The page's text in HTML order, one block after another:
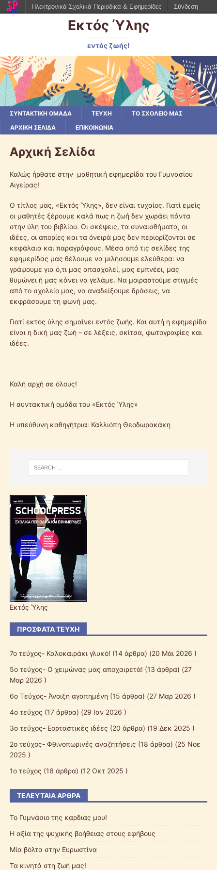
Εκτός Ύλης
εντός ζωής!
ΣΥΝΤΑΚΤΙΚΗ ΟΜΑΔΑ ΤΕΥΧΗ
ΤΟ ΣΧΟΛΕΙΟ ΜΑΣ
ΑΡΧΙΚΉ ΣΕΛΊΔΑ
ΕΠΙΚΟΙΝΩΝΙΑ
Αρχική Σελίδα
Καλώς ήρθατε στην μαθητική εφημερίδα του Γυμνασίου
Αιγείρας!
Ο τίτλος μας, «Εκτός Ύλης», δεν είναι τυχαίος. Γιατί εμείς
οι μαθητές ξέρουμε καλά πως η ζωή δεν χωράει πάντα
στην ύλη του βιβλίου. Οι σκέψεις, τα συναισθήματα, οι
ιδέες, οι απορίες και τα όνειρά μας δεν περιορίζονται σε
κεφάλαια και παραγράφους. Μέσα από τις σελίδες της
εφημερίδας μας θέλουμε να μιλήσουμε ελεύθερα: να
γράψουμε για ό,τι μας απασχολεί, μας εμπνέει, μας
θυμώνει ή μας κάνει να γελάμε. Να μοιραστούμε στιγμές
από το σχολείο μας, να αναδείξουμε δράσεις, να
εκφράσουμε τη φωνή μας.
Γιατί εκτός ύλης σημαίνει εντός ζωής. Και αυτή η εφημερίδα
είναι η δική μας ζωή – σε λέξεις, σκίτσα, φωτογραφίες και
ιδέες.
Καλή αρχή σε όλους!
Η συντακτική ομάδα του «Εκτός Ύλης»
Η υπεύθυνη καθηγήτρια: Καλλιόπη Θεοδωρακάκη
Εκτός Ύλης
ΠΡΌΣΦΑΤΑ ΤΕΎΧΗ
7ο τεύχος- Καλοκαιράκι γλυκό! (14 άρθρα) (20 Μάι 2026 )
5ο τεύχος- Ο χειμώνας μας αποχαιρετά! (13 άρθρα) (27
Μαρ 2026 )
6ο Τεύχος- Άνοιξη αγαπημένη (15 άρθρα) (27 Μαρ 2026 )
4ο τεύχος (17 άρθρα) (29 Ιαν 2026 )
3ο τεύχος- Εορταστικές ιδέες (20 άρθρα) (19 Δεκ 2025 )
2ο τεύχος- Φθινοπωρινές αναζητήσεις (18 άρθρα) (25 Νοε
2025 )
1ο τεύχος (16 άρθρα) (12 Οκτ 2025 )
ΤΕΛΕΥΤΑΊΑ ΆΡΘΡΑ
Το Γυμνάσιο της καρδιάς μου!
Η αξία της ψυχικής βοήθειας στους εφήβους
Μία βόλτα στην Ευρωστίνα
Τα κινητά στη ζωή μας!
Ηλεκτρονικά Σχολικά Περιοδικά & Εφημερίδες Σύνδεση